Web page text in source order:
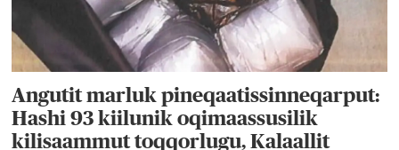
Angutit marluk pineqaatissinneqarput:
Hashi 93 kiilunik oqimaassusilik
kilisaammut toqqorlugu, Kalaallit